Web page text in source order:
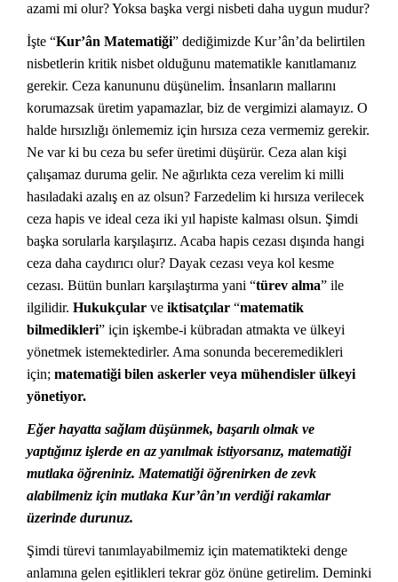
azami mi olur? Yoksa başka vergi nisbeti daha uygun mudur?
İşte “Kur’ân Matematiği” dediğimizde Kur’ân’da belirtilen
nisbetlerin kritik nisbet olduğunu matematikle kanıtlamanız
gerekir. Ceza kanununu düşünelim. İnsanların mallarını
korumazsak üretim yapamazlar, biz de vergimizi alamayız. O
halde hırsızlığı önlememiz için hırsıza ceza vermemiz gerekir.
Ne var ki bu ceza bu sefer üretimi düşürür. Ceza alan kişi
çalışamaz duruma gelir. Ne ağırlıkta ceza verelim ki milli
hasıladaki azalış en az olsun? Farzedelim ki hırsıza verilecek
ceza hapis ve ideal ceza iki yıl hapiste kalması olsun. Şimdi
başka sorularla karşılaşırız. Acaba hapis cezası dışında hangi
ceza daha caydırıcı olur? Dayak cezası veya kol kesme
cezası. Bütün bunları karşılaştırma yani “türev alma” ile
ilgilidir. Hukukçular ve iktisatçılar “matematik
bilmedikleri” için işkembe-i kübradan atmakta ve ülkeyi
yönetmek istemektedirler. Ama sonunda beceremedikleri
için; matematiği bilen askerler veya mühendisler ülkeyi
yönetiyor.
Eğer hayatta sağlam düşünmek, başarılı olmak ve
yaptığınız işlerde en az yanılmak istiyorsanız, matematiği
mutlaka öğreniniz. Matematiği öğrenirken de zevk
alabilmeniz için mutlaka Kur’ân’ın verdiği rakamlar
üzerinde durunuz.
Şimdi türevi tanımlayabilmemiz için matematikteki denge
anlamına gelen eşitlikleri tekrar göz önüne getirelim. Deminki